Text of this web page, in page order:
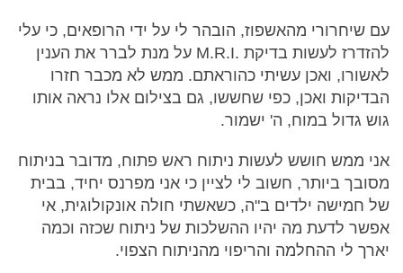
עם שיחרורי מהאשפוז, הובהר לי על ידי הרופאים, כי עלי
להזדרז לעשות בדיקת .M.R.I על מנת לברר את הענין
לאשורו, ואכן עשיתי כהוראתם. ממש לא מכבר חזרו
הבדיקות ואכן, כפי שחששו, גם בצילום אלו נראה אותו
גוש גדול במוח, ה' ישמור.
אני ממש חושש לעשות ניתוח ראש פתוח, מדובר בניתוח
מסובך ביותר, חשוב לי לציין כי אני מפרנס יחיד, בבית
של חמישה ילדים ב"ה, כשאשתי חולה אונקולוגית, אי
אפשר לדעת מה יהיו ההשלכות של ניתוח שכזה וכמה
יארך לי ההחלמה והריפוי מהניתוח הצפוי.